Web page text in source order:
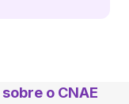
o CNAE